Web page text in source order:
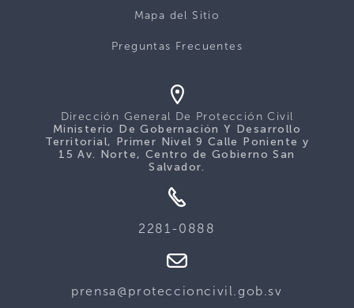
Mapa del Sitio
Preguntas Frecuentes
Dirección General De Protección Civil
Ministerio De Gobernación Y Desarrollo
Territorial, Primer Nivel 9 Calle Poniente y
15 Av. Norte, Centro de Gobierno San
Salvador.
2281-0888
prensa@proteccioncivil.gob.sv